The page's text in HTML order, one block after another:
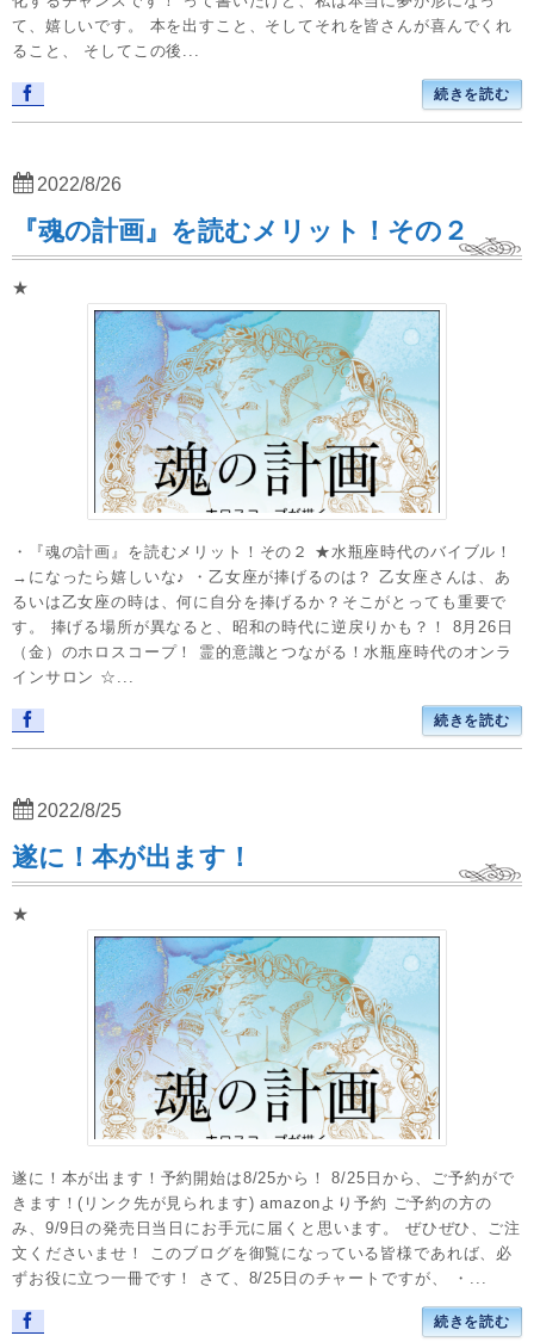
て、嬉しいです。 本を出すこと、そしてそれを皆さんが喜んでくれ
ること、 そしてこの後...
続きを読む
『魂の計画』を読むメリット！その２
★
・『魂の計画』を読むメリット！その２ ★水瓶座時代のバイブル！
→になったら嬉しいな♪ ・乙女座が捧げるのは？ 乙女座さんは、あ
るいは乙女座の時は、何に自分を捧げるか？そこがとっても重要で
す。 捧げる場所が異なると、昭和の時代に逆戻りかも？！ 8月26日
（金）のホロスコープ！ 霊的意識とつながる！水瓶座時代のオンラ
インサロン ☆...
続きを読む
2022/8/26
遂に！本が出ます！
★
遂に！本が出ます！予約開始は8/25から！ 8/25日から、ご予約がで
きます！(リンク先が見られます) amazonより予約 ご予約の方の
み、9/9日の発売日当日にお手元に届くと思います。 ぜひぜひ、ご注
文くださいませ！ このブログを御覧になっている皆様であれば、必
ずお役に立つ一冊です！ さて、8/25日のチャートですが、 ・...
続きを読む
2022/8/25